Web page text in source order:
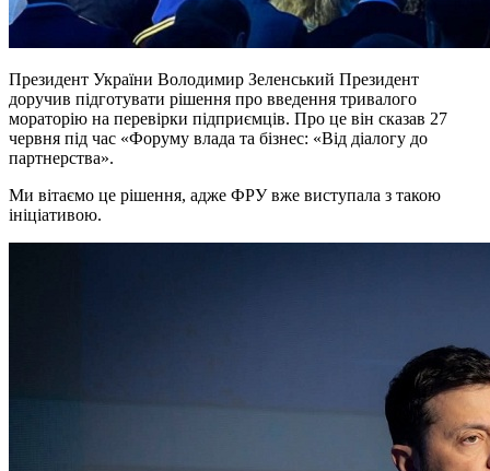
Президент України Володимир Зеленський Президент
доручив підготувати рішення про введення тривалого
мораторію на перевірки підприємців. Про це він сказав 27
червня під час «Форуму влада та бізнес: «Від діалогу до
партнерства».
Ми вітаємо це рішення, адже ФРУ вже виступала з такою
ініціативою.